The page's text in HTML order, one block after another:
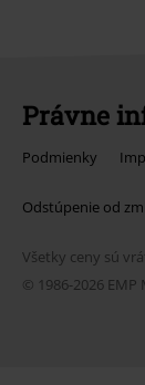
Právne
Podmienky
Odstúpenie od
Všetky ceny sú
© 1986-2026 EMP